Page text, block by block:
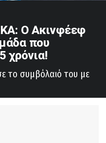
Ο Ακινφέεφ
που
χρόνια!
το συμβόλαιό του με